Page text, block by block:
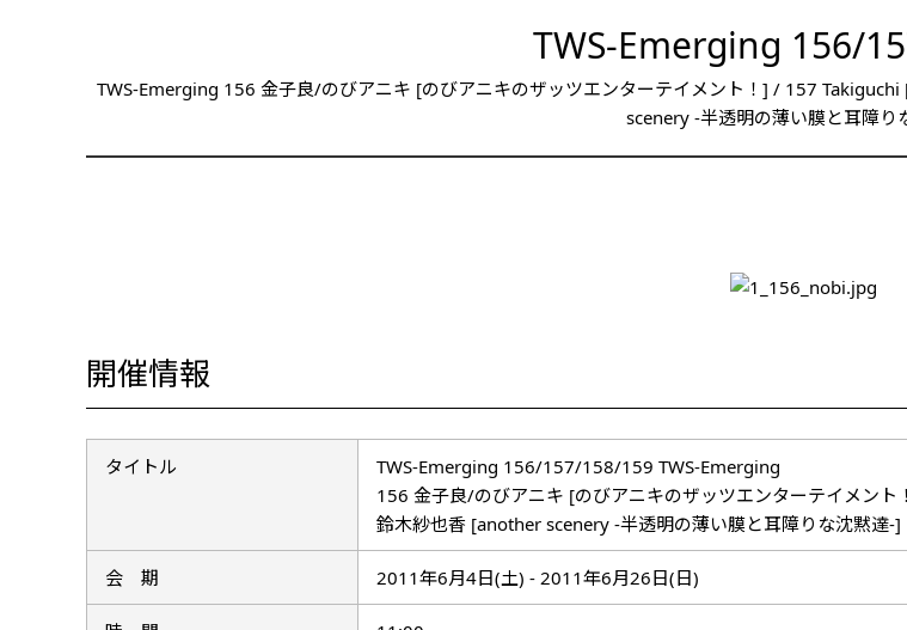
TWS-Emerging 156/
TWS-Emerging 156 金子良/のびアニキ [のびアニキのザッツエンターテイメント！] / 157
scenery -半透明の薄い膜と耳障り
開催情報
タイトル
TWS-Emerging 156/157/158/159 TWS-Emerging
156 金子良/のびアニキ [のびアニキのザッツエンターテイメン
鈴木紗也香 [another scenery -半透明の薄い膜と耳障りな沈黙達-]
会 期 2011年6月4日(土) - 2011年6月26日(日)